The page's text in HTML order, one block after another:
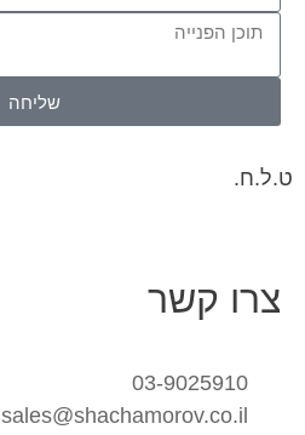
שליחה
ט.ל.ח.
צרו קשר
03-9025910
sales@shachamorov.co.il